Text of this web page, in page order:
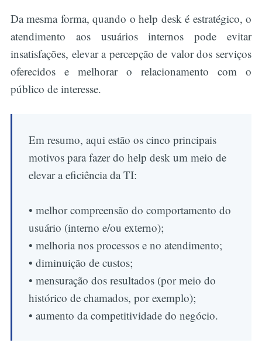
Da mesma forma, quando o help desk é estratégico, o
atendimento aos usuários internos pode evitar
insatisfações, elevar a percepção de valor dos serviços
oferecidos e melhorar o relacionamento com o
público de interesse.
Em resumo, aqui estão os cinco principais
motivos para fazer do help desk um meio de
elevar a eficiência da TI:
• melhor compreensão do comportamento do
usuário (interno e/ou externo);
• melhoria nos processos e no atendimento;
• diminuição de custos;
• mensuração dos resultados (por meio do
histórico de chamados, por exemplo);
• aumento da competitividade do negócio.